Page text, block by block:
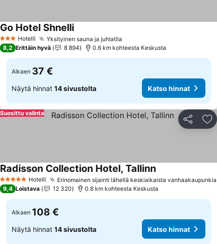
3 Tähtiluokitus
Hotelli Yksityinen sauna ja juhlatila
Go Hotel ShnelliKatso hinnat
8,2 Erittäin hyvä 8 894 0.6 km kohteesta Keskusta
Alkaen 37 €
Näytä hinnat 14 sivustolta Katso hinnat
Jaa
Suosittu valinta
5 Tähtiluokitus
Hotelli Erinomainen sijainti lähellä keskiaikaista vanhaakaupunkia
Radisson Collection Hotel, TallinnKatso hinnat
9,4 Loistava 12 320 0.8 km kohteesta Keskusta
Alkaen 108 €
Näytä hinnat 14 sivustolta Katso hinnat